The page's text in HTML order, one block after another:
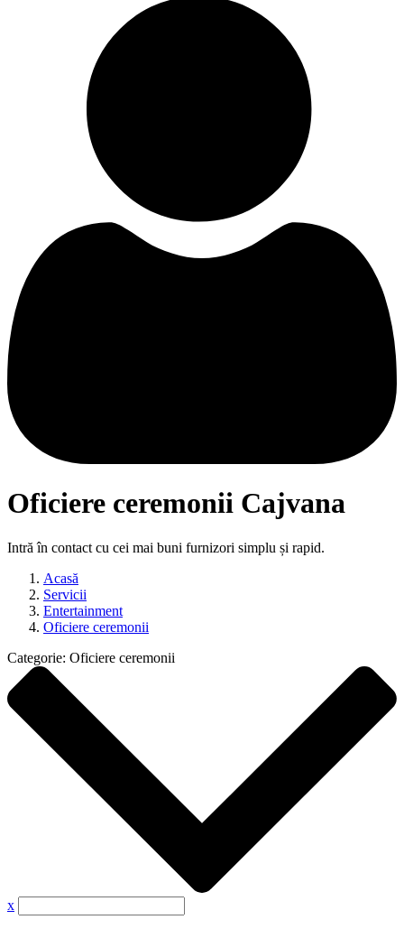
Oficiere ceremonii Cajvana
Intră în contact cu cei mai buni furnizori simplu și rapid.
Acasă
Servicii
Entertainment
Oficiere ceremonii
Categorie: Oficiere ceremonii
x